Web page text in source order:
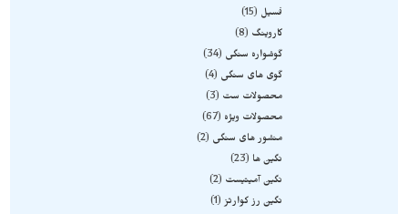
فسیل
15
کاروینگ
8
گوشواره سنگی
34
گوی های سنگی
4
محصولات ست
3
محصولات ویژه
67
منشور های سنگی
2
نگین ها
23
نگین آمیتیست
2
نگین رز کوارتز 1